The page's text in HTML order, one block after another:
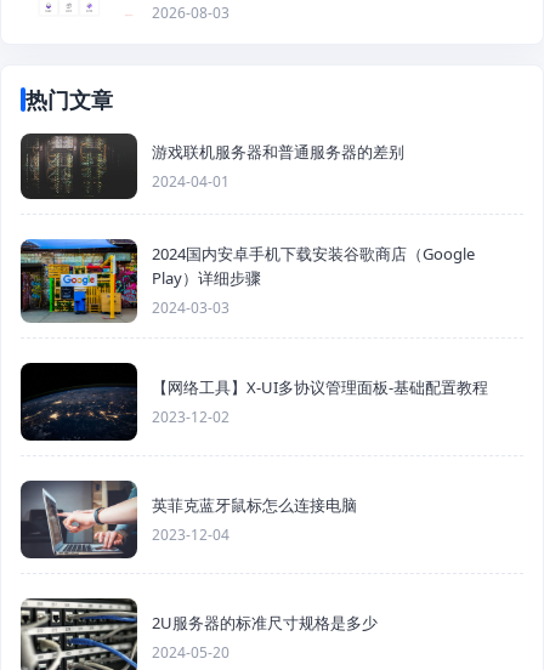
2026-08-03
热门文章
游戏联机服务器和普通服务器的差别
2024-04-01
2024国内安卓手机下载安装谷歌商店（Google
Play）详细步骤
2024-03-03
【网络工具】X-UI多协议管理面板-基础配置教程
2023-12-02
英菲克蓝牙鼠标怎么连接电脑
2023-12-04
2U服务器的标准尺寸规格是多少
2024-05-20